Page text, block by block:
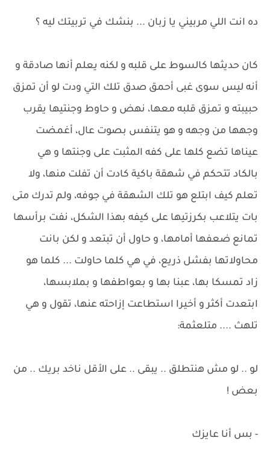
ده انت اللي مربيني يا زبان ... بنشك في تربيتك ليه ؟
كان حديثها كالسوط على قلبه و لكنه يعلم أنها صادقة و
أنه ليس سوى غبى أحمق صدق تلك التي ودت لو أن تمزق
حبيبته و تمزق قلبه معها، نهض و حاوط وجنتيها يقرب
وجهها من وجهه و هو يتنفس بصوت عال، أغمضت
عيناها تضع كلها على كفه المثبت على وجنتها و هي
بالكاد تتحكم في شهقة باكية كادت أن تفلت منها، ولا
تعلم كيف ابتلع هو تلك الشهقة في جوفه، ولم تدرك متى
بات يتلاعب بكرزتيها على كيفه بهذا الشكل، نفت برأسها
تمانع ضعفها أمامها، و حاول أن تبتعد و لكن بانت
محاولاتها بفشل ذريع، في هي كلما حاولت ... كلما هو
زاد تمسكا بها، عبنا بها و بعواطفها و بملابسها،
ابتعدت أكثر و أخيرا استطاعت إزاحته عنها، تقول و هي
تلهث .... متلعثمة:
لو .. لو مش هنتطلق .. يبقى .. على الأقل ناخد بريك .. من
بعض !
- بس أنا عايزك